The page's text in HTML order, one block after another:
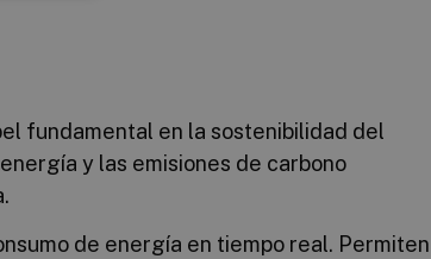
fundamental en la sostenibilidad del
y las emisiones de carbono
de energía en tiempo real. Permiten